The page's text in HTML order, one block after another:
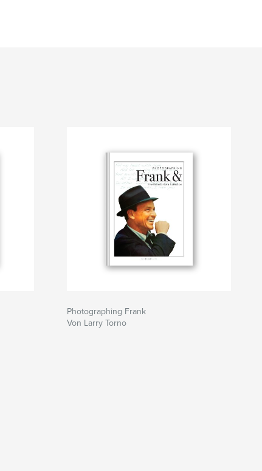
Photographing Frank
Von Larry Torno